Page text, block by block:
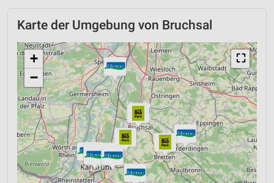
Karte der Umgebung von Bruchsal
⛶
+
−